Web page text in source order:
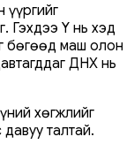
үүргийг
Гэхдээ Y нь хэд
бөгөөд маш олон
ДНХ нь
​​хөгжлийг
талтай.